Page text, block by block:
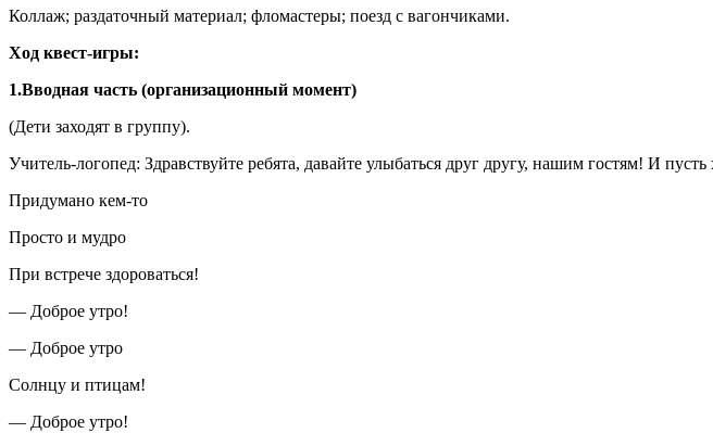
Коллаж; раздаточный материал; фломастеры; поезд с вагончиками.
Ход квест-игры:
1.Вводная часть (организационный момент)
(Дети заходят в группу).
Учитель-логопед: Здравствуйте ребята, давайте улыбаться друг другу, нашим гостям! И
Придумано кем-то
Просто и мудро
При встрече здороваться!
— Доброе утро!
— Доброе утро
Солнцу и птицам!
— Доброе утро!